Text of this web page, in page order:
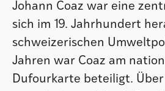
Johann Coaz war eine
sich im 19. Jahrhundert
schweizerischen
Jahren war Coaz am
Dufourkarte beteiligt.